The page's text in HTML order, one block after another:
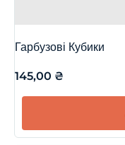
Гарбузові Кубики
145,00 ₴